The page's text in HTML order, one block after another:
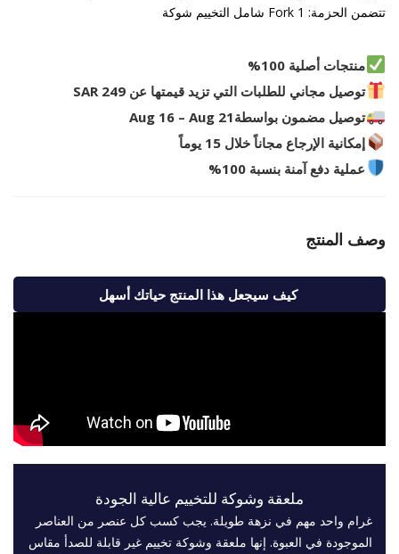
تتضمن الحزمة: 1 Fork شامل التخييم شوكة
منتجات أصلية 100%
توصيل مجاني للطلبات التي تزيد قيمتها عن 249 SAR
توصيل مضمون بواسطةAug 16 – Aug 21
إمكانية الإرجاع مجاناً خلال 15 يوماً
عملية دفع آمنة بنسبة 100%
وصف المنتج
كيف سيجعل هذا المنتج حياتك أسهل
ملعقة وشوكة للتخييم عالية الجودة
غرام واحد مهم في نزهة طويلة. يجب كسب كل عنصر من العناصر
الموجودة في العبوة. إنها ملعقة وشوكة تخييم غير قابلة للصدأ مقاس